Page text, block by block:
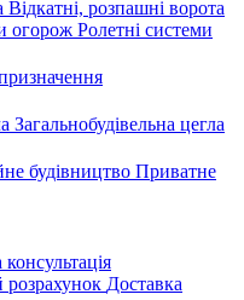
Відкатні, розпашні ворота
огорож Ролетні системи
Загальнобудівельна цегла
будівництво Приватне
Доставка